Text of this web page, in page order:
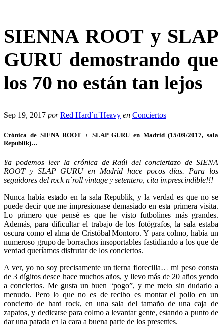
SIENNA ROOT y SLAP
GURU demostrando que
los 70 no están tan lejos
Sep 19, 2017 por Red Hard´n´Heavy en Conciertos
Crónica de SIENA ROOT + SLAP GURUen Madrid (15/09/2017, sala
Republik)…
Ya podemos leer la crónica de Raúl del conciertazo de SIENA
ROOT y SLAP GURU en Madrid hace pocos días. Para los
seguidores del rock n´roll vintage y setentero, cita imprescindible!!!
Nunca había estado en la sala Republik, y la verdad es que no se
puede decir que me impresionase demasiado en esta primera visita.
Lo primero que pensé es que he visto futbolines más grandes.
Además, para dificultar el trabajo de los fotógrafos, la sala estaba
oscura como el alma de Cristóbal Montoro. Y para colmo, había un
numeroso grupo de borrachos insoportables fastidiando a los que de
verdad queríamos disfrutar de los conciertos.
A ver, yo no soy precisamente un tierna florecilla… mi peso consta
de 3 dígitos desde hace muchos años, y llevo más de 20 años yendo
a conciertos. Me gusta un buen “pogo”, y me meto sin dudarlo a
menudo. Pero lo que no es de recibo es montar el pollo en un
concierto de hard rock, en una sala del tamaño de una caja de
zapatos, y dedicarse para colmo a levantar gente, estando a punto de
dar una patada en la cara a buena parte de los presentes.